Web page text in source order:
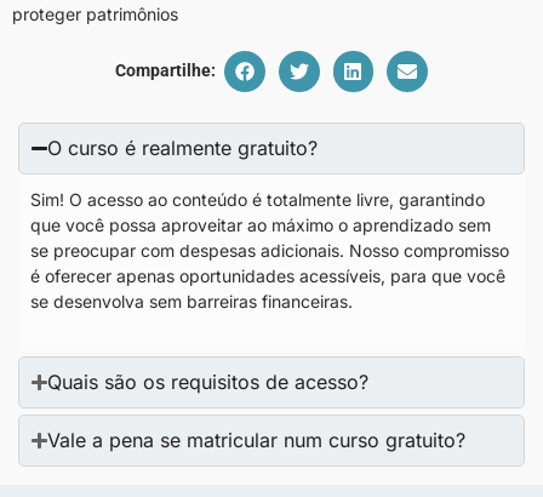
proteger patrimônios
Compartilhe:
O curso é realmente gratuito?
Sim! O acesso ao conteúdo é totalmente livre, garantindo
que você possa aproveitar ao máximo o aprendizado sem
se preocupar com despesas adicionais. Nosso compromisso
é oferecer apenas oportunidades acessíveis, para que você
se desenvolva sem barreiras financeiras.
Quais são os requisitos de acesso?
Vale a pena se matricular num curso gratuito?